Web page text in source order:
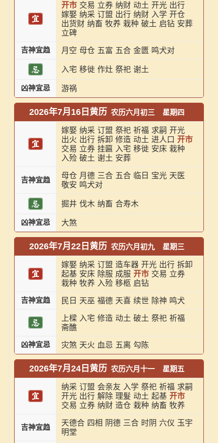
开市 交易 立券 纳财 动土 开光 出行
嫁娶 纳采 订盟 出行 纳财 入学 开仓
出货财 纳畜 牧养 栽种 破土 启钻 安葬
立碑
吉神宜趋 月空 母仓 五富 五合 金匮 鸣犬对
入宅 移徙 作灶 祭祀 谢土
凶神宜忌 游祸
2026年7月16日黄历 农历六月初三 星期四
嫁娶 纳采 订盟 祭祀 祈福 求嗣 开光
出火 出行 拆卸 修造 动土 进人口 开市
交易 立券 挂匾 入宅 移徙 安床 栽种
入殓 破土 谢土 安葬
吉神宜趋
母仓 月德 三合 五合 临日 宝光 天医
敬安 鸣犬对
掘井 伐木 纳畜 合寿木
凶神宜忌 大煞
2026年7月22日黄历 农历六月初九 星期三
嫁娶 纳采 订盟 造车器 开光 出行 拆卸
起基 安床 除服 成服 开市 交易 立券
栽种 牧养 入殓 移柩 启钻
吉神宜趋 民日 天巫 福德 天喜 续世 除神 鸣犬
上樑 入宅 修造 动土 破土 祭祀 祈福
斋醮
凶神宜忌 灾煞 天火 血忌 五离 勾陈
2026年7月24日黄历 农历六月十一 星期五
纳采 订盟 会亲友 入学 祭祀 祈福 求嗣
开光 出行 解除 理髮 动土 起基 开市
交易 立券 纳财 造仓 栽种 纳畜 牧养
吉神宜趋
天德合 四相 阴德 三合 时阴 六仪 玉宇
明堂